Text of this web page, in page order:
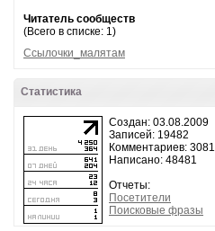
Читатель сообществ
(Всего в списке: 1)
Ссылочки_малятам
Статистика
Создан: 03.08.2009
Записей: 19482
Комментариев: 3081
Написано: 48481
Отчеты:
Посетители
Поисковые фразы